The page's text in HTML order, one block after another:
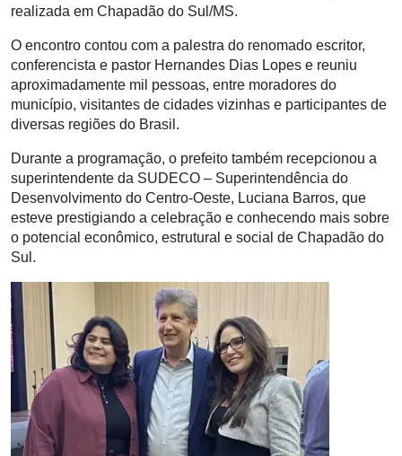
realizada em Chapadão do Sul/MS.
O encontro contou com a palestra do renomado escritor,
conferencista e pastor Hernandes Dias Lopes e reuniu
aproximadamente mil pessoas, entre moradores do
município, visitantes de cidades vizinhas e participantes de
diversas regiões do Brasil.
Durante a programação, o prefeito também recepcionou a
superintendente da SUDECO – Superintendência do
Desenvolvimento do Centro-Oeste, Luciana Barros, que
esteve prestigiando a celebração e conhecendo mais sobre
o potencial econômico, estrutural e social de Chapadão do
Sul.